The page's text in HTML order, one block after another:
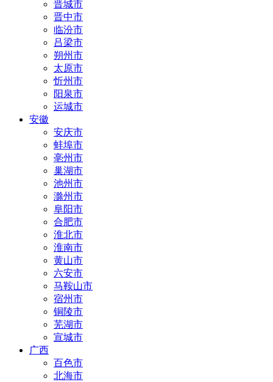
晋城市
晋中市
临汾市
吕梁市
朔州市
太原市
忻州市
阳泉市
运城市
安徽
安庆市
蚌埠市
亳州市
巢湖市
池州市
滁州市
阜阳市
合肥市
淮北市
淮南市
黄山市
六安市
马鞍山市
宿州市
铜陵市
芜湖市
宣城市
广西
百色市
北海市